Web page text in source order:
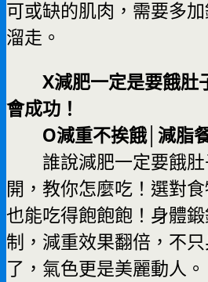
可或缺的肌肉，需要多
溜走。
X減肥一定是要餓肚
會成功！
O減重不挨餓│減脂
誰說減肥一定要餓肚
開，教你怎麼吃！選對
也能吃得飽飽飽！身體
制，減重效果翻倍，不
了，氣色更是美麗動人。